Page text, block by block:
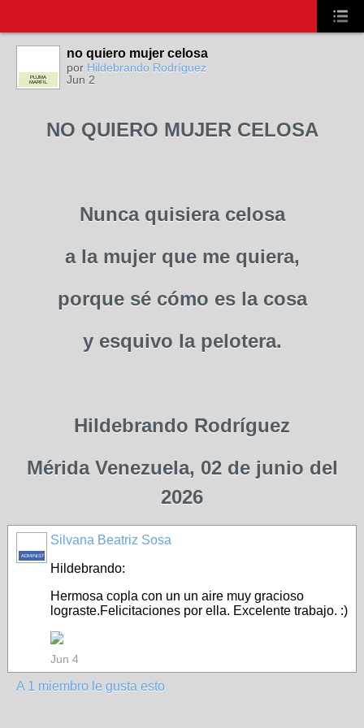
PLUMA
MARFIL
no quiero mujer celosa
por Hildebrando Rodríguez
Jun 2
NO QUIERO MUJER CELOSA
Nunca quisiera celosa
a la mujer que me quiera,
porque sé cómo es la cosa
y esquivo la pelotera.
Hildebrando Rodríguez
Mérida Venezuela, 02 de junio del
2026
ADMINISTRADOR
Silvana Beatriz Sosa
Hildebrando:
Hermosa copla con un un aire muy gracioso
lograste.Felicitaciones por ella. Excelente trabajo. :)
Jun 4
A 1 miembro le gusta esto